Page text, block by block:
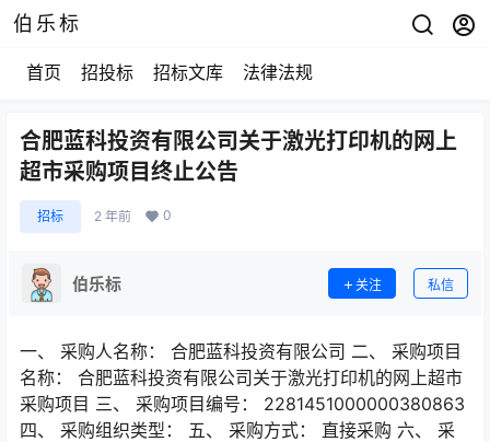
伯乐标
首页 招投标 招标文库 法律法规
合肥蓝科投资有限公司关于激光打印机的网上
超市采购项目终止公告
招标 2 年前 0
伯乐标 关注 私信
一、 采购人名称： 合肥蓝科投资有限公司 二、 采购项目
名称： 合肥蓝科投资有限公司关于激光打印机的网上超市
采购项目 三、 采购项目编号： 2281451000000380863
四、 采购组织类型： 五、 采购方式： 直接采购 六、 采